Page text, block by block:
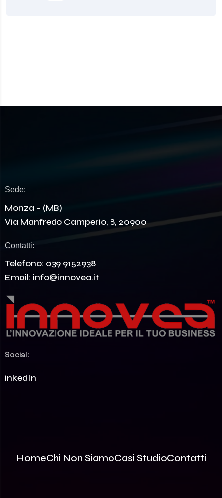
Sede:
Monza – (MB)
Via Manfredo Camperio, 8, 20900
Contatti:
Telefono: 039 9152938
Email: info@innovea.it
Social:
LinkedIn
HomeChi Non SiamoCasi StudioContatti